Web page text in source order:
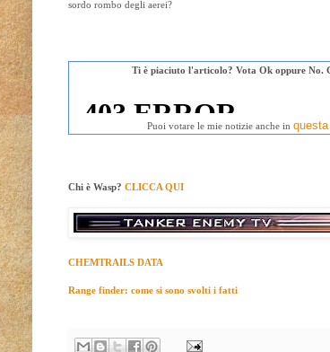
sordo rombo degli aerei?
Ti è piaciuto l'articolo? Vota Ok oppure No.
Puoi votare le mie notizie anche in
Chi è Wasp? CLICCA QUI
CHEMTRAILS DATA
Range finder: come si sono svolti i fatti